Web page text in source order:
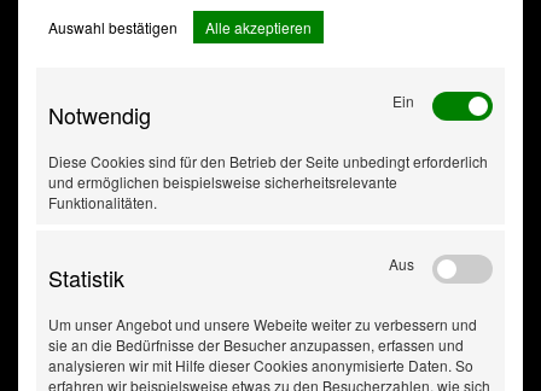
Auswahl bestätigen
Alle akzeptieren
Notwendig Ein
Diese Cookies sind für den Betrieb der Seite unbedingt erforderlich
und ermöglichen beispielsweise sicherheitsrelevante
Funktionalitäten.
Statistik Aus
Um unser Angebot und unsere Webeite weiter zu verbessern und
sie an die Bedürfnisse der Besucher anzupassen, erfassen und
analysieren wir mit Hilfe dieser Cookies anonymisierte Daten. So
erfahren wir beispielsweise etwas zu den Besucherzahlen, wie sich